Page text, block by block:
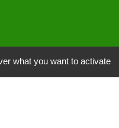
- Accessibilité -
what you want to activate